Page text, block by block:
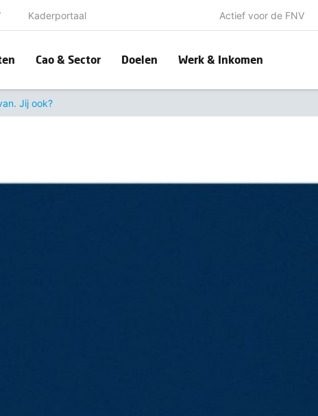
Kaderportaal Actief voor de FNV
Cao & Sector Doelen Werk & Inkomen
Jij ook?